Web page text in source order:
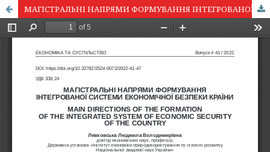
МАГІСТРАЛЬНІ НАПРЯМИ ФОРМУВАННЯ ІНТЕГРОВАНОЇ СИСТЕМИ ЕКОНОМІЧНОЇ БЕЗПЕКИ КРАЇНИ